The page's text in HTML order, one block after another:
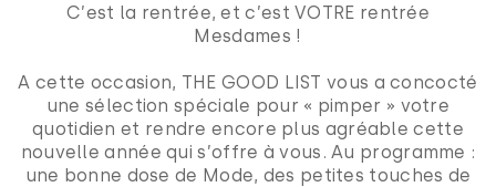
C’est la rentrée, et c’est VOTRE rentrée
Mesdames !
A cette occasion, THE GOOD LIST vous a concocté
une sélection spéciale pour « pimper » votre
quotidien et rendre encore plus agréable cette
nouvelle année qui s’offre à vous. Au programme :
une bonne dose de Mode, des petites touches de